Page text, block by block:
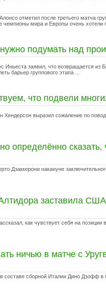
отметил после третьего матча
чемпионы мира и Европы очень хотели
подумать над
Иньеста заявил, что возвращается
барьер группового этапа ...
что подвели
Хендерсон выразил сожаление по
определённо
Дзаккерони накануне
заставила США
как чувствует себя на
ничью в матче с
составе сборной Италии Дино Дзофф